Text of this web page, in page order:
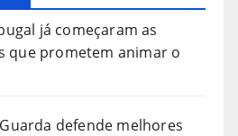
já começaram as
que prometem animar o
defende melhores